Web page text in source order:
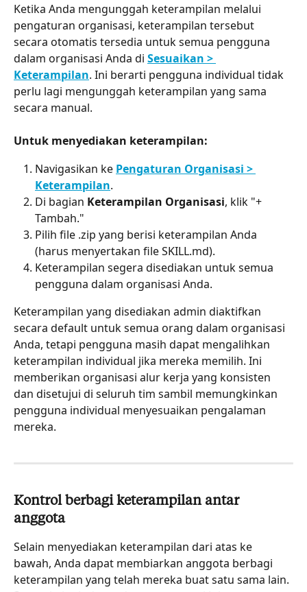
Ketika Anda mengunggah keterampilan melalui
pengaturan organisasi, keterampilan tersebut
secara otomatis tersedia untuk semua pengguna
dalam organisasi Anda di Sesuaikan >
Keterampilan. Ini berarti pengguna individual tidak
perlu lagi mengunggah keterampilan yang sama
secara manual.
Untuk menyediakan keterampilan:
Navigasikan ke Pengaturan Organisasi >
Keterampilan.
Di bagian Keterampilan Organisasi, klik "+
Tambah."
Pilih file .zip yang berisi keterampilan Anda
(harus menyertakan file SKILL.md).
Keterampilan segera disediakan untuk semua
pengguna dalam organisasi Anda.
Keterampilan yang disediakan admin diaktifkan
secara default untuk semua orang dalam organisasi
Anda, tetapi pengguna masih dapat mengalihkan
keterampilan individual jika mereka memilih. Ini
memberikan organisasi alur kerja yang konsisten
dan disetujui di seluruh tim sambil memungkinkan
pengguna individual menyesuaikan pengalaman
mereka.
Kontrol berbagi keterampilan antar
anggota
Selain menyediakan keterampilan dari atas ke
bawah, Anda dapat membiarkan anggota berbagi
keterampilan yang telah mereka buat satu sama lain.